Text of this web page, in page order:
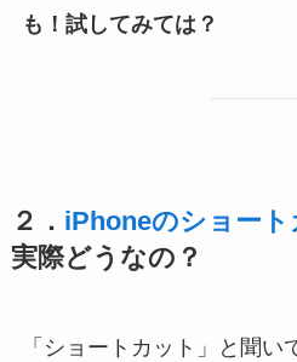
も！試してみては？
２． iPhoneのショート
実際どうなの？
「ショートカット」と聞い